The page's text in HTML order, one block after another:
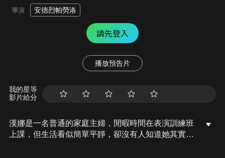
導演 安德烈帕勞洛
請先登入
播放預告片
我的星等
影片給分
漢娜是一名普通的家庭主婦，閒暇時間在表演訓練班
上課，但生活看似簡單平靜，卻沒有人知道她其實過